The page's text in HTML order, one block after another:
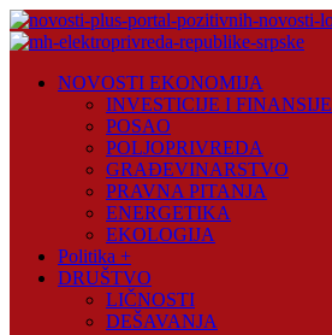
Skip
to
Plus
NOVOSTI EKONOMIJA
INVESTICIJE I FINANSIJE
POSAO
POLJOPRIVREDA
GRAĐEVINARSTVO
PRAVNA PITANJA
ENERGETIKA
EKOLOGIJA
Politika +
DRUŠTVO
LIČNOSTI
DEŠAVANJA